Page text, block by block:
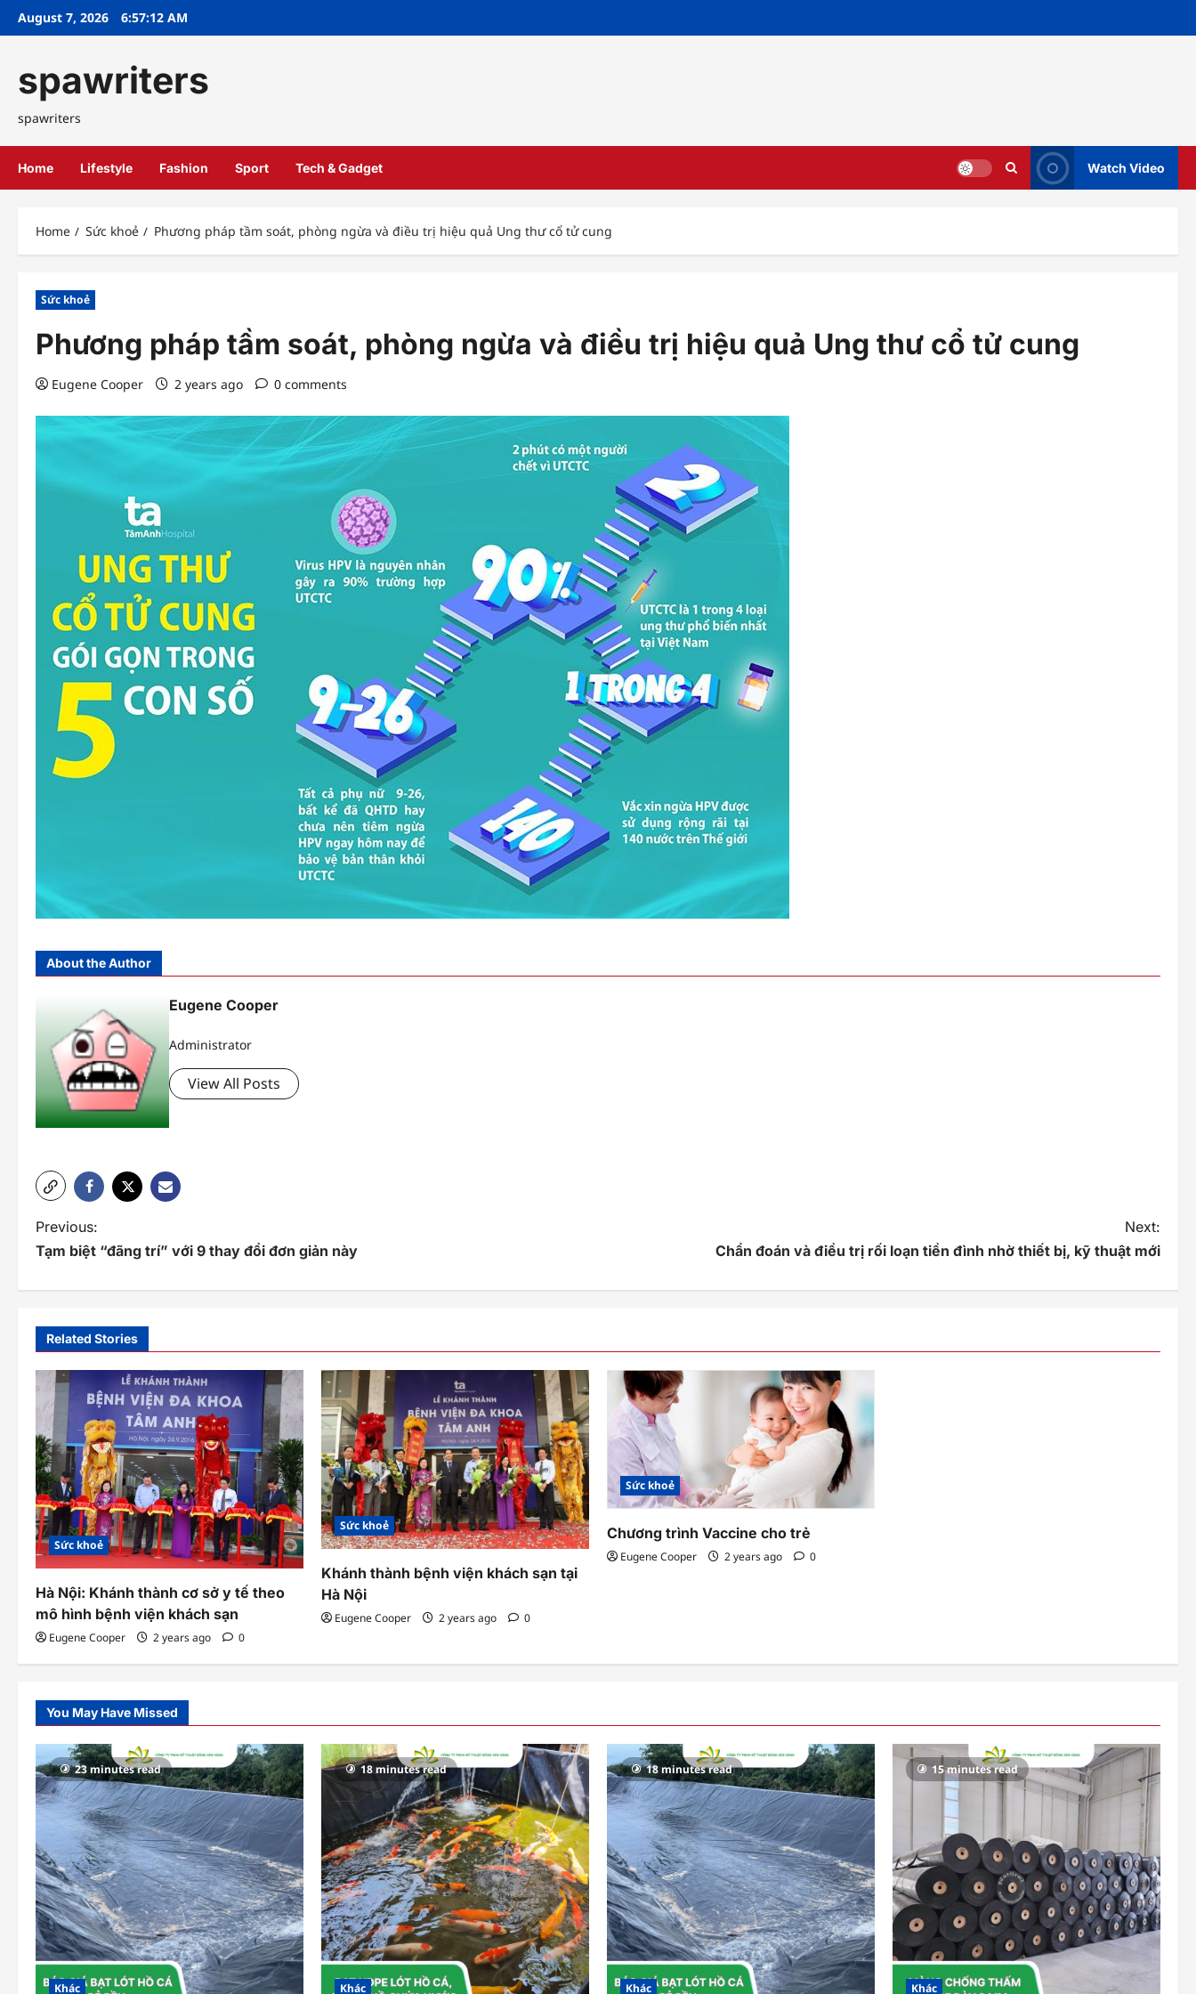
SkipAugust 7, 2026 6:57:13 AM
spawriters
spawriters
Home Lifestyle Fashion Sport Tech & Gadget Watch Video
Home Sức khoẻ Phương pháp tầm soát, phòng ngừa và điều trị hiệu quả Ung thư cổ tử cung
Sức khoẻ
Phương pháp tầm soát, phòng ngừa và điều trị hiệu quả Ung thư cổ tử cung
Eugene Cooper 2 years ago 0 comments
About the Author
Eugene Cooper
Administrator
View All Posts
P
o
s
t
n
a
i
g
a
t
i
o
n
Previous:
Tạm biệt “đãng trí” với 9 thay đổi đơn giản này
Next:
Chẩn đoán và điều trị rối loạn tiền đình nhờ thiết bị, kỹ thuật mới
Related Stories
Sức khoẻ
Hà Nội: Khánh thành cơ sở y tế theo
mô hình bệnh viện khách sạn
Eugene Cooper 2 years ago 0
Sức khoẻ
Khánh thành bệnh viện khách sạn tại
Hà Nội
Eugene Cooper 2 years ago 0
Sức khoẻ
Chương trình Vaccine cho trẻ
Eugene Cooper 2 years ago 0
You May Have Missed
23 minutes read
Khác
18 minutes read
Khác
18 minutes read
Khác
15 minutes read
Khác